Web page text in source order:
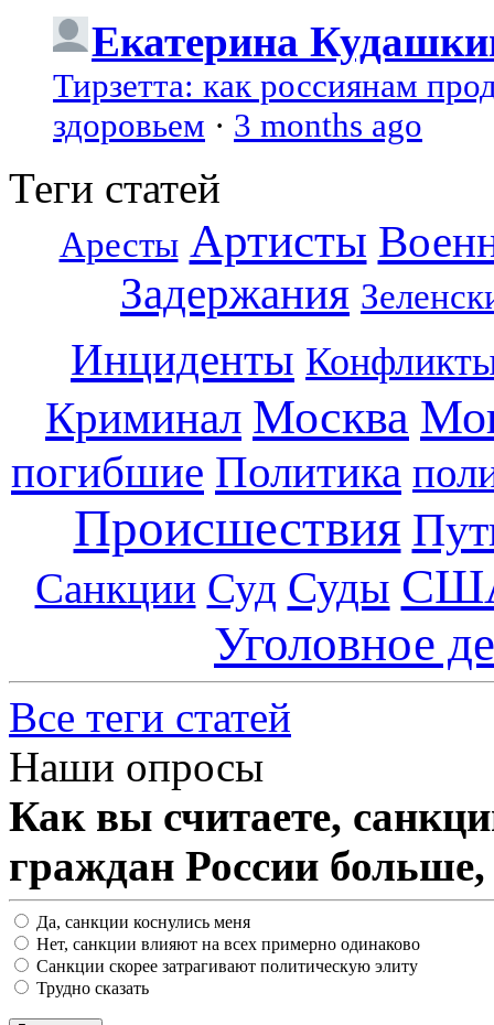
Екатерина
Тирзетта: как россиянам
здоровьем · 3 months ago
Теги статей
Аресты Артисты
Задержания
Инциденты
Криминал Москва
погибшие Политика
Происшествия
Санкции Суд Суды
Уголовное
Все теги статей
Наши опросы
Как вы считаете,
граждан России
Да, санкции коснулись меня
Нет, санкции влияют на всех примерно одинаково
Санкции скорее затрагивают политическую элиту
Трудно сказать